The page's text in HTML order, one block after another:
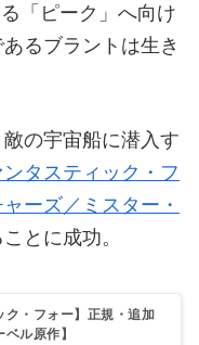
「ピーク」へ向け
るブラントは生き
の宇宙船に潜入す
ンタスティック・フ
ーズ／ミスター・
とに成功。
ク・フォー】正規・追加
ル原作】